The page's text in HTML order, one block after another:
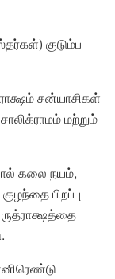
குடும்ப
சன்யாசிகள்
மற்றும்
கலை நயம்,
பிறப்பு
ருத்ராக்ஷத்தை